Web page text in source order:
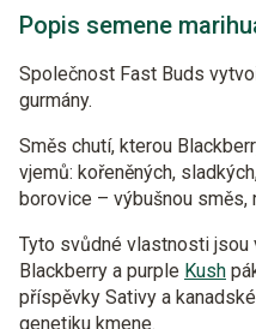
Popis semene
Společnost Fast Buds
gurmány.
Směs chutí, kterou
vjemů: kořeněných,
borovice – výbušnou směs,
Tyto svůdné vlastnosti
Blackberry a purple Kush
příspěvky Sativy a
genetiku kmene.